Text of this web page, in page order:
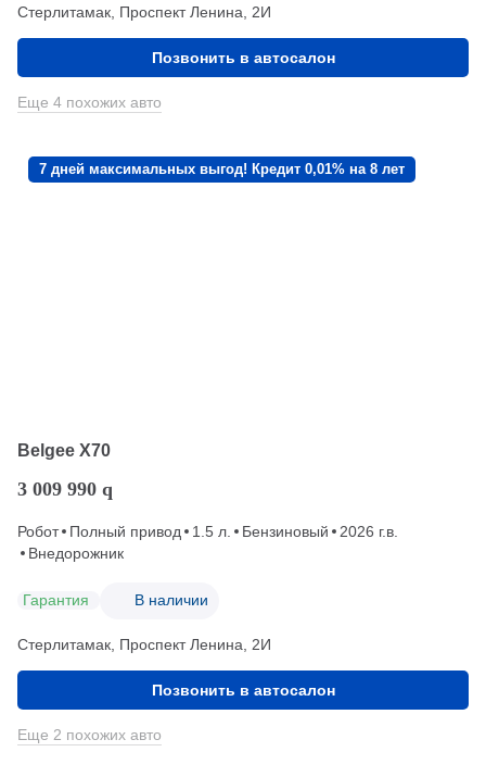
Стерлитамак, Проспект Ленина, 2И
Позвонить в автосалон
Еще 4 похожих авто
7 дней максимальных выгод! Кредит 0,01% на 8 лет
Belgee X70
3 009 990 q
Робот Полный привод 1.5 л. Бензиновый
2026 г.в.
Внедорожник
Гарантия В наличии
Стерлитамак, Проспект Ленина, 2И
Позвонить в автосалон
Еще 2 похожих авто